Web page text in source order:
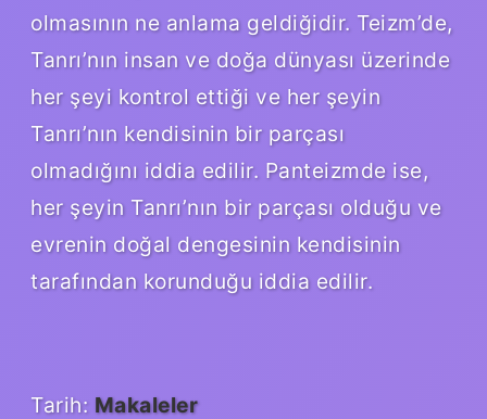
olmasının ne anlama geldiğidir. Teizm’de,
Tanrı’nın insan ve doğa dünyası üzerinde
her şeyi kontrol ettiği ve her şeyin
Tanrı’nın kendisinin bir parçası
olmadığını iddia edilir. Panteizmde ise,
her şeyin Tanrı’nın bir parçası olduğu ve
evrenin doğal dengesinin kendisinin
tarafından korunduğu iddia edilir.
Tarih: Makaleler